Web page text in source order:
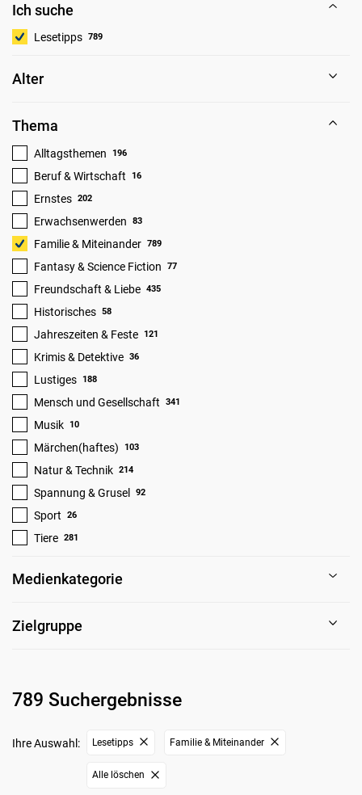
Ich suche
Lesetipps 789
Alter
Thema
Alltagsthemen 196
Beruf & Wirtschaft 16
Ernstes 202
Erwachsenwerden 83
Familie & Miteinander 789
Fantasy & Science Fiction 77
Freundschaft & Liebe 435
Historisches 58
Jahreszeiten & Feste 121
Krimis & Detektive 36
Lustiges 188
Mensch und Gesellschaft 341
Musik 10
Märchen(haftes) 103
Natur & Technik 214
Spannung & Grusel 92
Sport 26
Tiere 281
Medienkategorie
Zielgruppe
789 Suchergebnisse
Ihre Auswahl: Lesetipps Familie & Miteinander
Alle löschen